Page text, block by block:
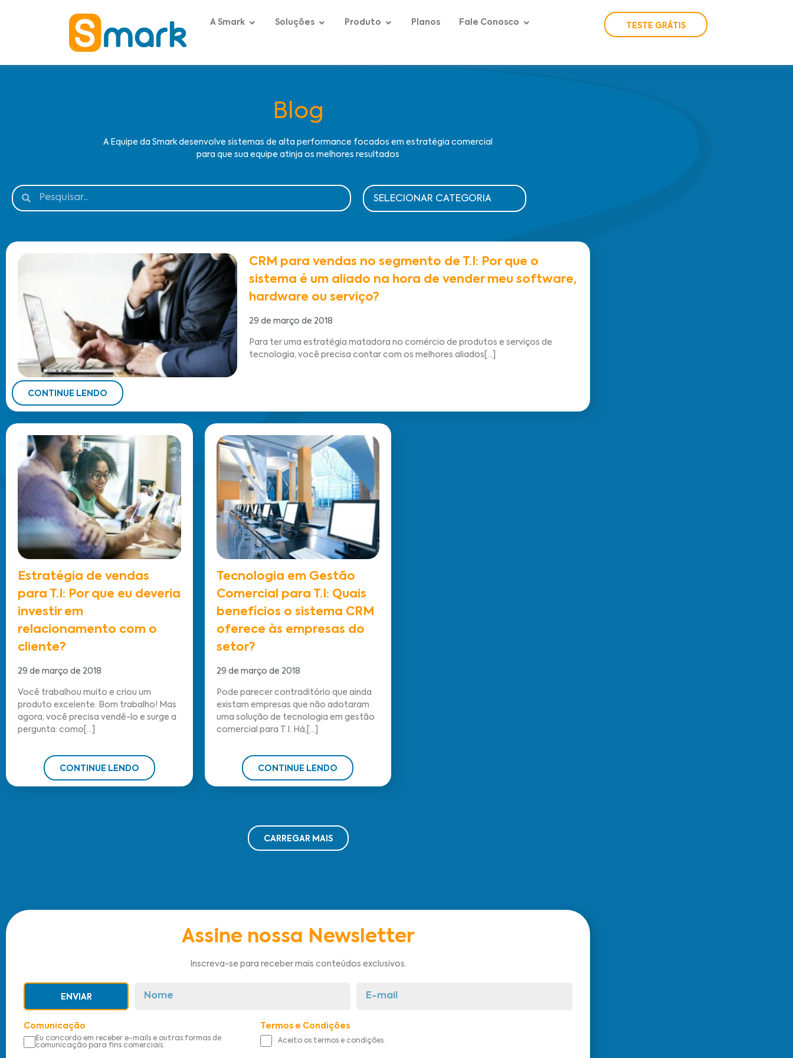
A Smark Soluções Produto Planos Fale Conosco TESTE GRÁTIS
Blog
A Equipe da Smark desenvolve sistemas de alta performance focados em estratégia comercial
para que sua equipe atinja os melhores resultados
CRM para vendas no segmento de T.I: Por que o
sistema é um aliado na hora de vender meu software,
hardware ou serviço?
29 de março de 2018
Para ter uma estratégia matadora no comércio de produtos e serviços de
tecnologia, você precisa contar com os melhores aliados[...]
CONTINUE LENDO
Estratégia de vendas
para T.I: Por que eu deveria
investir em
relacionamento com o
cliente?
29 de março de 2018
Você trabalhou muito e criou um
produto excelente. Bom trabalho! Mas
agora, você precisa vendê-lo e surge a
pergunta: como[...]
CONTINUE LENDO
Tecnologia em Gestão
Comercial para T.I: Quais
benefícios o sistema CRM
oferece às empresas do
setor?
29 de março de 2018
Pode parecer contraditório que ainda
existam empresas que não adotaram
uma solução de tecnologia em gestão
comercial para T.I. Há,[...]
CONTINUE LENDO
CARREGAR MAIS
Assine nossa Newsletter
Inscreva-se para receber mais conteúdos exclusivos.
Comunicação
Eu concordo em receber e-mails e outras formas de
comunicação para fins comerciais.
Termos e Condições
Aceito os termos e condições.
ENVIAR